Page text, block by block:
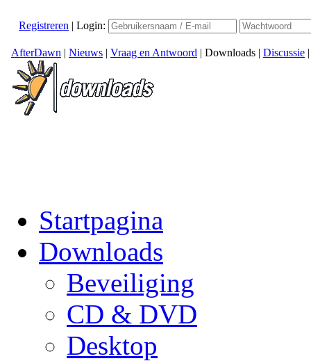
Registreren | Login:
AfterDawn | Nieuws | Vraag en Antwoord | Downloads | Discussie
Startpagina
Downloads
Beveiliging
CD & DVD
Desktop